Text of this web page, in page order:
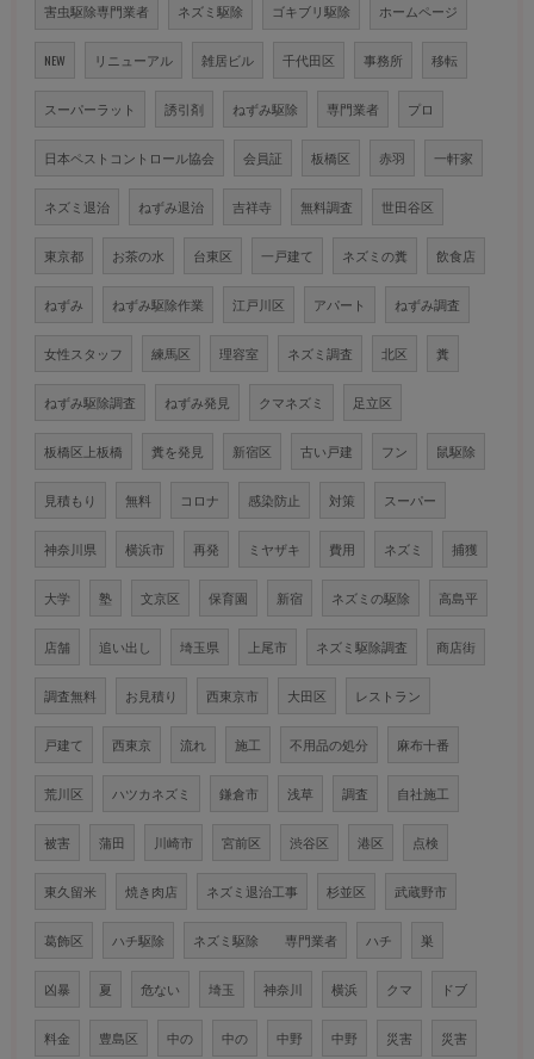
害虫駆除専門業者 ネズミ駆除 ゴキブリ駆除 ホームページ
NEW リニューアル 雑居ビル 千代田区 事務所 移転
スーパーラット 誘引剤 ねずみ駆除 専門業者 プロ
日本ペストコントロール協会 会員証 板橋区 赤羽 一軒家
ネズミ退治 ねずみ退治 吉祥寺 無料調査 世田谷区
東京都 お茶の水 台東区 一戸建て ネズミの糞 飲食店
ねずみ ねずみ駆除作業 江戸川区 アパート ねずみ調査
女性スタッフ 練馬区 理容室 ネズミ調査 北区 糞
ねずみ駆除調査 ねずみ発見 クマネズミ 足立区
板橋区上板橋 糞を発見 新宿区 古い戸建 フン 鼠駆除
見積もり 無料 コロナ 感染防止 対策 スーパー
神奈川県 横浜市 再発 ミヤザキ 費用 ネズミ 捕獲
大学 塾 文京区 保育園 新宿 ネズミの駆除 高島平
店舗 追い出し 埼玉県 上尾市 ネズミ駆除調査 商店街
調査無料 お見積り 西東京市 大田区 レストラン
戸建て 西東京 流れ 施工 不用品の処分 麻布十番
荒川区 ハツカネズミ 鎌倉市 浅草 調査 自社施工
被害 蒲田 川崎市 宮前区 渋谷区 港区 点検
東久留米 焼き肉店 ネズミ退治工事 杉並区 武蔵野市
葛飾区 ハチ駆除 ネズミ駆除 専門業者 ハチ 巣
凶暴 夏 危ない 埼玉 神奈川 横浜 クマ ドブ
料金 豊島区 中の 中の 中野 中野 災害 災害